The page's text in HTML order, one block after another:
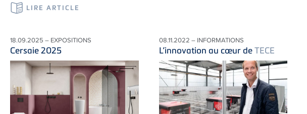
LIRE ARTICLE
18.09.2025 – EXPOSITIONS
Cersaie 2025
08.11.2022 – INFORMATIONS
L’innovation au cœur deTECE